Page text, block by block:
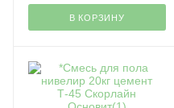
В КОРЗИНУ